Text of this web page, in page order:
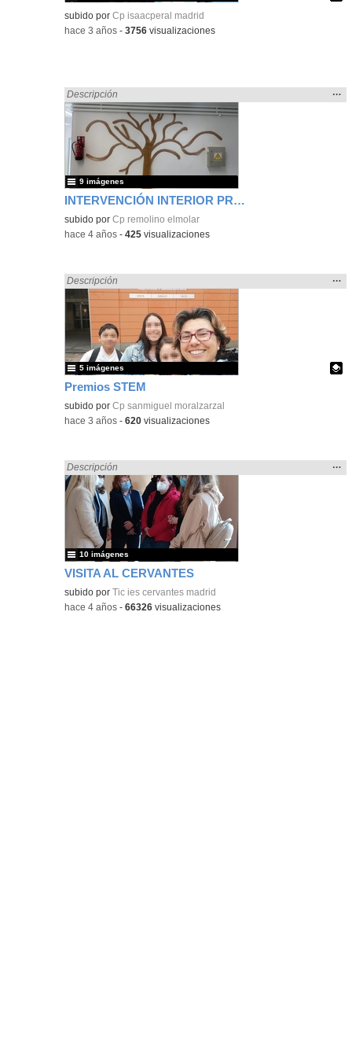
Contenido educativo.
subido porCp isaacperal madrid
-hace 3 años -3756 visualizaciones
INTERVENCIÓN INTERIOR PRIMARIA
Encontrado «Eventos» en:
Descripción
la
…
subido porCp remolino elmolar
9 imágenes
-hace 4 años -425 visualizaciones
Premios STEM
Encontrado «Eventos» en:
Descripción
la
…
Contenido educativo.
subido porCp sanmiguel moralzarzal
5 imágenes
-hace 3 años -620 visualizaciones
VISITA AL CERVANTES
Encontrado «Eventos» en:
Descripción
la
…
subido porTic ies cervantes madrid
10 imágenes
-hace 4 años -66326 visualizaciones